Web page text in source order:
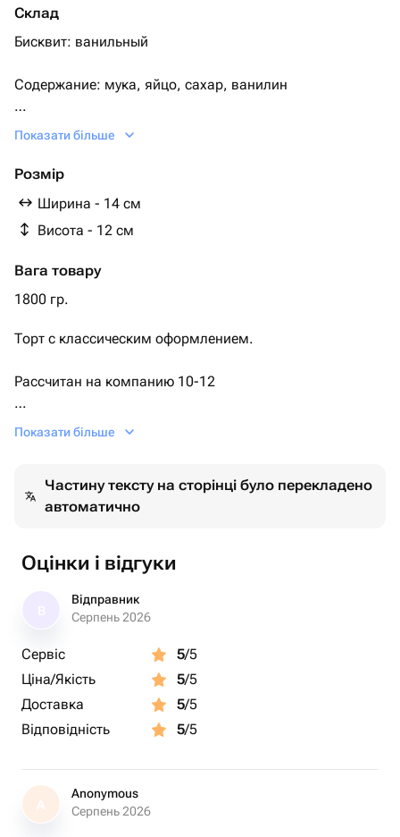
Склад
Бисквит: ванильный
Содержание: мука, яйцо, сахар, ванилин
Марципан
Крем: сгущенное молоко с маслом
Крем снаружи сливки, сахар Если хотите шоколадный
бисквит укажите в комментариях Начинка по
Начинка
Банан
Клубника
Шоколадные шарики с вафлями
Показати більше
Розмір
Ширина - 14 см
Висота - 12 см
Вага товару
1800 гр.
Торт с классическим оформлением.
Рассчитан на компанию 10-12
человек.
Срок хранения 72 часа при температуре
+2+6.
Показати більше
Частину тексту на сторінці було перекладено
автоматично
Оцінки і відгуки
Відправник
Серпень 2026
Сервіс 5/5
Ціна/Якість
5/5
Доставка
5/5
Відповідність
5/5
A
Anonymous
Серпень 2026